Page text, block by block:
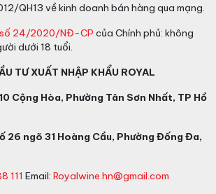
QH13 về kinh doanh bán hàng qua mạng.
số 24/2020/NĐ-CP của Chính phủ: không
dưới 18 tuổi.
TƯ XUẤT NHẬP KHẨU ROYAL
Cộng Hòa, Phường Tân Sơn Nhất, TP Hồ
26 ngõ 31 Hoàng Cầu, Phường Đống Đa,
111 Email: Royalwine.hn@gmail.com